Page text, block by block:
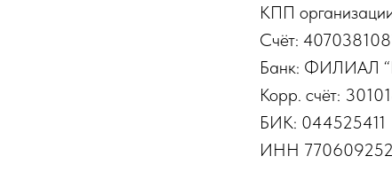
КПП
Счёт:
Банк: ФИЛИАЛ
Корр. счёт:
БИК: 044525411
ИНН